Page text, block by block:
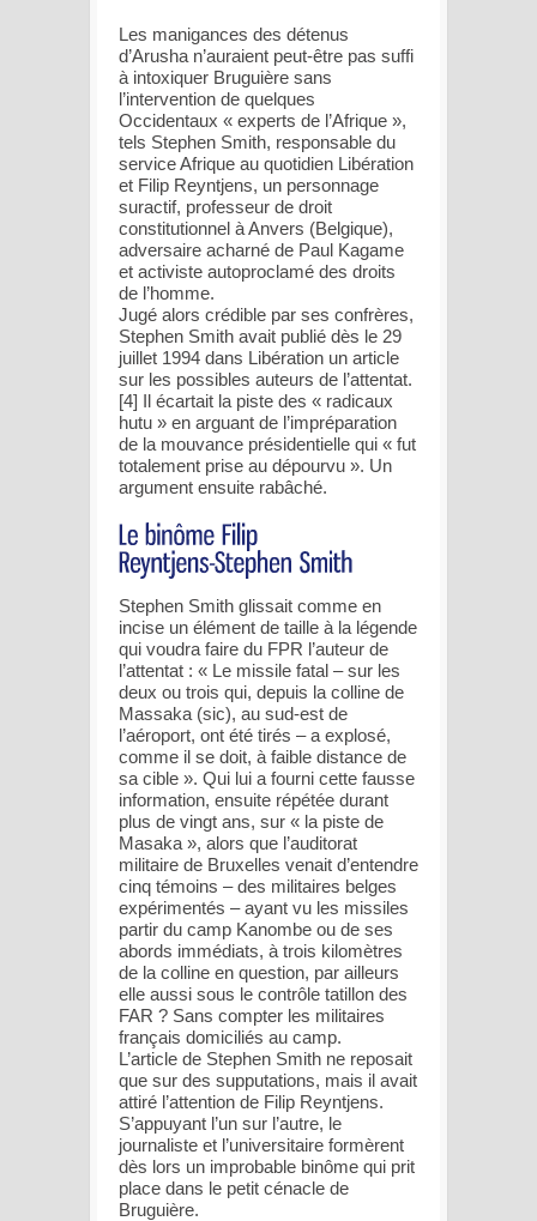
Les manigances des détenus
d’Arusha n’auraient peut-être pas suffi
à intoxiquer Bruguière sans
l’intervention de quelques
Occidentaux « experts de l’Afrique »,
tels Stephen Smith, responsable du
service Afrique au quotidien Libération
et Filip Reyntjens, un personnage
suractif, professeur de droit
constitutionnel à Anvers (Belgique),
adversaire acharné de Paul Kagame
et activiste autoproclamé des droits
de l’homme.
Jugé alors crédible par ses confrères,
Stephen Smith avait publié dès le 29
juillet 1994 dans Libération un article
sur les possibles auteurs de l’attentat.
[4] Il écartait la piste des « radicaux
hutu » en arguant de l’impréparation
de la mouvance présidentielle qui « fut
totalement prise au dépourvu ». Un
argument ensuite rabâché.
Stephen Smith glissait comme en
incise un élément de taille à la légende
qui voudra faire du FPR l’auteur de
l’attentat : « Le missile fatal – sur les
deux ou trois qui, depuis la colline de
Massaka (sic), au sud-est de
l’aéroport, ont été tirés – a explosé,
comme il se doit, à faible distance de
sa cible ». Qui lui a fourni cette fausse
information, ensuite répétée durant
plus de vingt ans, sur « la piste de
Masaka », alors que l’auditorat
militaire de Bruxelles venait d’entendre
cinq témoins – des militaires belges
expérimentés – ayant vu les missiles
partir du camp Kanombe ou de ses
abords immédiats, à trois kilomètres
de la colline en question, par ailleurs
elle aussi sous le contrôle tatillon des
FAR ? Sans compter les militaires
français domiciliés au camp.
L’article de Stephen Smith ne reposait
que sur des supputations, mais il avait
attiré l’attention de Filip Reyntjens.
S’appuyant l’un sur l’autre, le
journaliste et l’universitaire formèrent
dès lors un improbable binôme qui prit
place dans le petit cénacle de
Bruguière.